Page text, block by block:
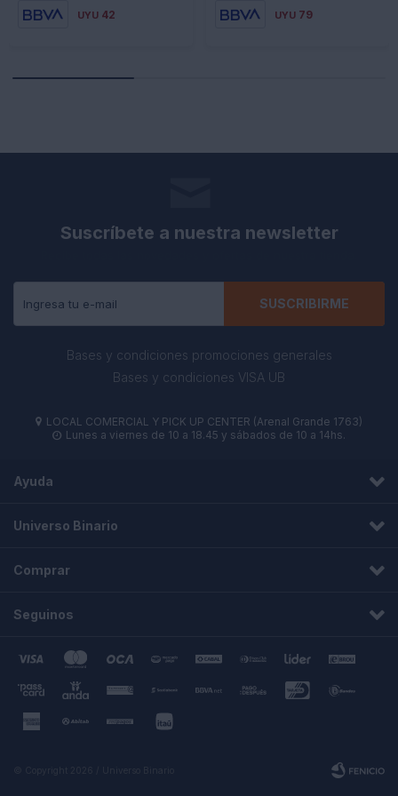
UYU 42 UYU 79
Suscríbete a nuestra newsletter
SUSCRIBIRME
Bases y condiciones promociones generales
Bases y condiciones VISA UB
 LOCAL COMERCIAL Y PICK UP CENTER (Arenal Grande 1763)
 Lunes a viernes de 10 a 18.45 y sábados de 10 a 14hs.
Ayuda
Universo Binario
Comprar
Seguinos